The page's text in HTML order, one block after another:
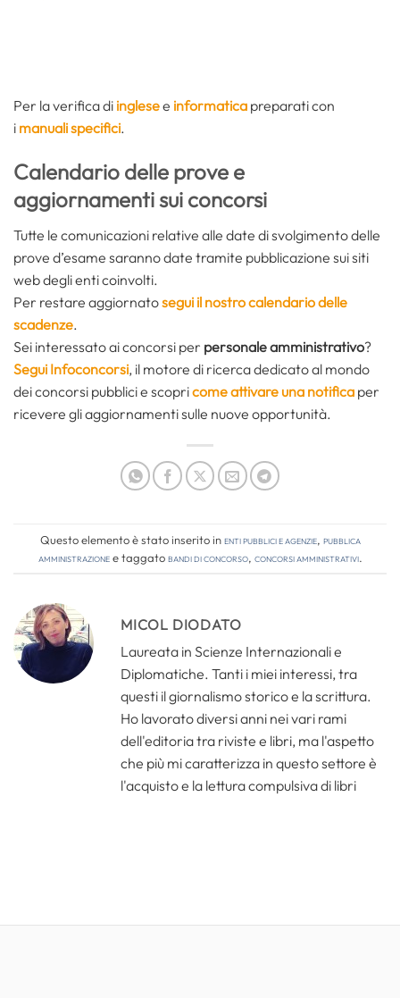
Per la verifica di inglesee informatica preparati con
i manuali specifici.
Calendario delle prove e
aggiornamenti sui concorsi
Tutte le comunicazioni relative alle date di svolgimento delle
prove d’esame saranno date tramite pubblicazione sui siti
web degli enti coinvolti.
Per restare aggiornatosegui il nostro calendario delle
scadenze.
Sei interessato ai concorsi per personale amministrativo?
Segui Infoconcorsi, il motore di ricerca dedicato al mondo
dei concorsi pubblici e scopricome attivare una notifica per
ricevere gli aggiornamenti sulle nuove opportunità.
Questo elemento è stato inserito inEnti pubblici e agenzie, Pubblica
amministrazionee taggatobandi di concorso, concorsi amministrativi.
MICOL DIODATO
Laureata in Scienze Internazionali e
Diplomatiche. Tanti i miei interessi, tra
questi il giornalismo storico e la scrittura.
Ho lavorato diversi anni nei vari rami
dell'editoria tra riviste e libri, ma l'aspetto
che più mi caratterizza in questo settore è
l'acquisto e la lettura compulsiva di libri